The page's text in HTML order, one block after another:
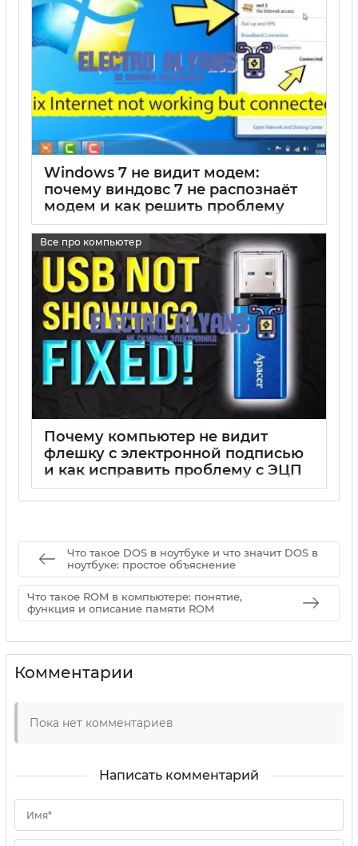
Windows 7 не видит модем:
почему виндовс 7 не распознаёт
модем и как решить проблему
Все про компьютер
Почему компьютер не видит
флешку с электронной подписью
и как исправить проблему с ЭЦП
на флешке
Что такое DOS в ноутбуке и что значит DOS в
ноутбуке: простое объяснение
Что такое ROM в компьютере: понятие,
функция и описание памяти ROM
Комментарии
Пока нет комментариев
Написать комментарий
Имя*